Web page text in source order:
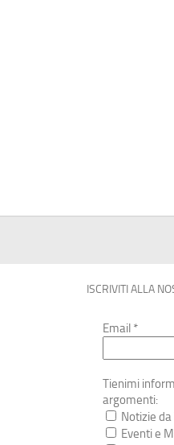
ISCRIVITI ALLA
Email *
Tienimi
argomenti:
Notizie
Eventi e